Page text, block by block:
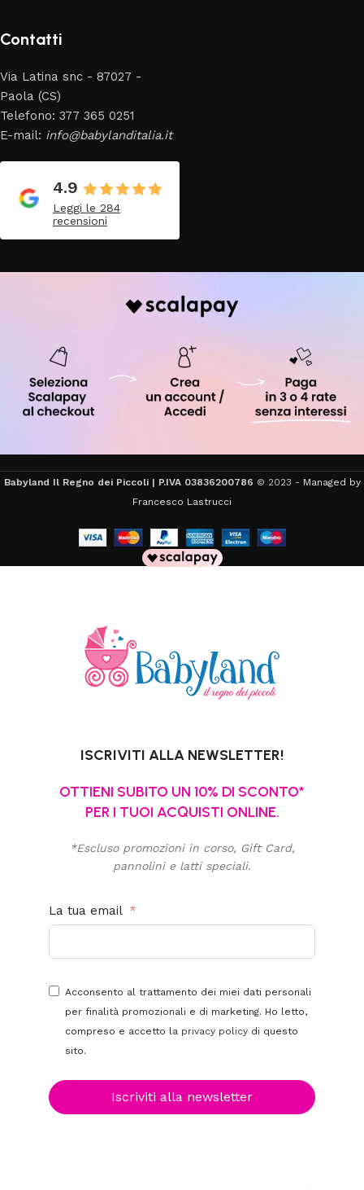
Contatti
Via Latina snc - 87027 -
Paola (CS)
Telefono: 377 365 0251
E-mail: info@babylanditalia.it
4.9
Leggi le 284
recensioni
Babyland Il Regno dei Piccoli | P.IVA 03836200786 © 2023 - Managed by
Francesco Lastrucci
ISCRIVITI ALLA NEWSLETTER!
OTTIENI SUBITO UN 10% DI SCONTO*
PER I TUOI ACQUISTI ONLINE.
*Escluso promozioni in corso, Gift Card,
pannolini e latti speciali.
La tua email
Acconsento al trattamento dei miei dati personali
per finalità promozionali e di marketing. Ho letto,
compreso e accetto la privacy policy di questo
sito.
Iscriviti alla newsletter